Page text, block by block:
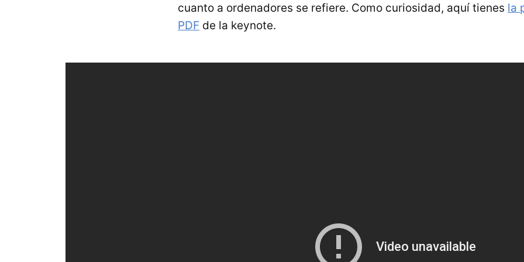
cuanto a ordenadores se refiere. Como curiosidad, aquí tienes la
PDF de la keynote.